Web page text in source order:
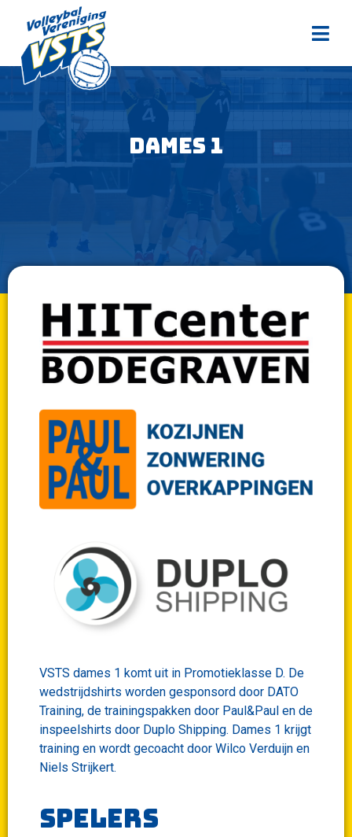
Dames 1
VSTS dames 1 komt uit in Promotieklasse D. De
wedstrijdshirts worden gesponsord door DATO
Training, de trainingspakken door Paul&Paul en de
inspeelshirts door Duplo Shipping. Dames 1 krijgt
training en wordt gecoacht door Wilco Verduijn en
Niels Strijkert.
Spelers